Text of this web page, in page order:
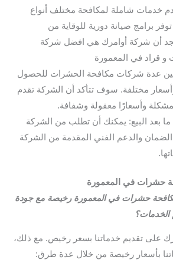
خدمات شاملة لمكافحة مختلف أنواع
برامج صيانة دورية للوقاية من
أن شركة أوامرك هي افضل شركة
قراد في المعمورة
بين عدة شركات مكافحة الحشرات للحصول
مختلفة. سوف تتأكد أن الشركة تقدم
وأسعارًا معقولة وشفافة.
ما بعد البيع: يمكنك أن تطلب من الشركة
والدعم الفني المقدمة من الشركة
حشرات في المعمورة
حشرات في المعمورة رخيصة مع جودة
الخدمات؟
على تقديم خدماتنا بسعر رخيص. مع ذلك،
بأسعار رخيصة من خلال عدة طرق: